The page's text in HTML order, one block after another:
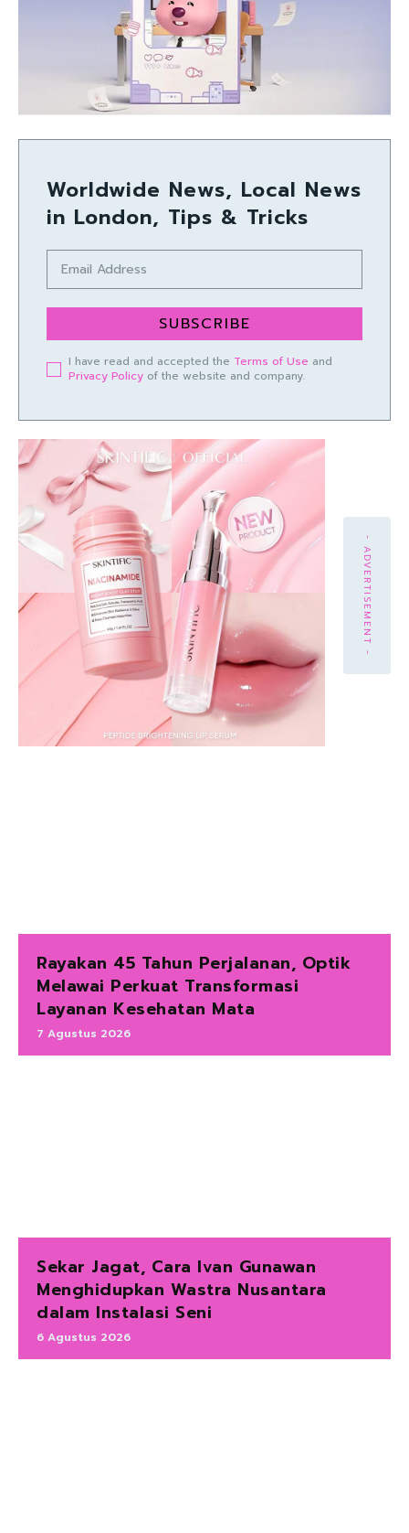
Worldwide News, Local News
in London, Tips & Tricks
SUBSCRIBE
I have read and accepted the Terms of Use and
Privacy Policy of the website and company.
- ADVERTISEMENT -
Rayakan 45 Tahun Perjalanan, Optik
Melawai Perkuat Transformasi
Layanan Kesehatan Mata
7 Agustus 2026
Sekar Jagat, Cara Ivan Gunawan
Menghidupkan Wastra Nusantara
dalam Instalasi Seni
6 Agustus 2026